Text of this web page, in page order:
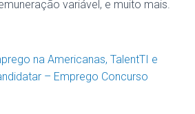
variável, e muito mais.
na Americanas, TalentTI e
– Emprego Concurso